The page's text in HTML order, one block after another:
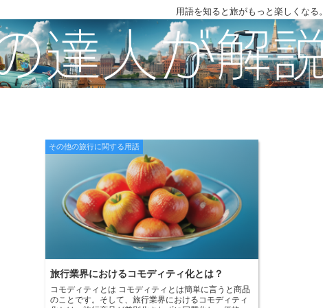
用語を知ると旅がもっと楽しくなる。
その他の旅行に関する用語
旅行業界におけるコモディティ化とは？
コモディティとは コモディティとは簡単に言うと商品
のことです。そして、旅行業界におけるコモディティ